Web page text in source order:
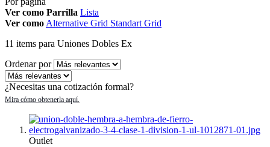
Ver como Parrilla Lista
Ver como Alternative Grid Standart Grid
11 items para Uniones Dobles Ex
Ordenar por
¿Necesitas una cotización formal?
Outlet